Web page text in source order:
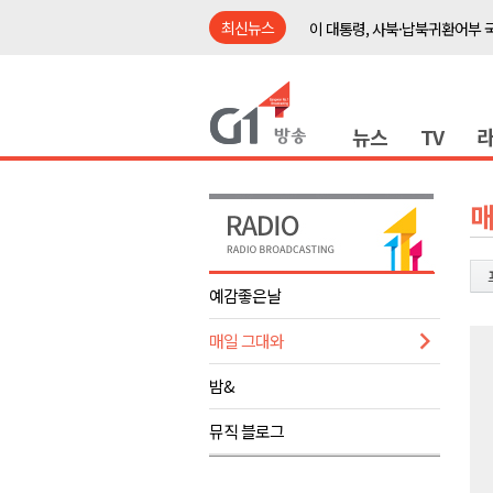
최신뉴스
이 대통령, 사북·납북귀환어부
이광재 국회 예결위원장, 강릉
육동한 시장, 국제스케이트장
영월군, 국·도비 확보 보고회 개
삼척 공공산후조리원 이전 시급
도-시군 첫 간담회..우상호 "하
이 대통령, 사북·납북귀환어부
여름축제 더위와 전쟁..물놀이
강원도, 최휘영 문체부장관과 정
뉴스 TV
예감좋은날
매일 그대와
밤&
뮤직 블로그